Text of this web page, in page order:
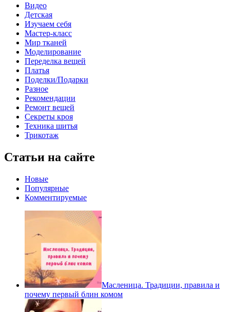
Видео
Детская
Изучаем себя
Мастер-класс
Мир тканей
Моделирование
Переделка вещей
Платья
Поделки/Подарки
Разное
Рекомендации
Ремонт вещей
Секреты кроя
Техника шитья
Трикотаж
Статьи на сайте
Новые
Популярные
Комментируемые
Масленица. Традиции, правила и
почему первый блин комом